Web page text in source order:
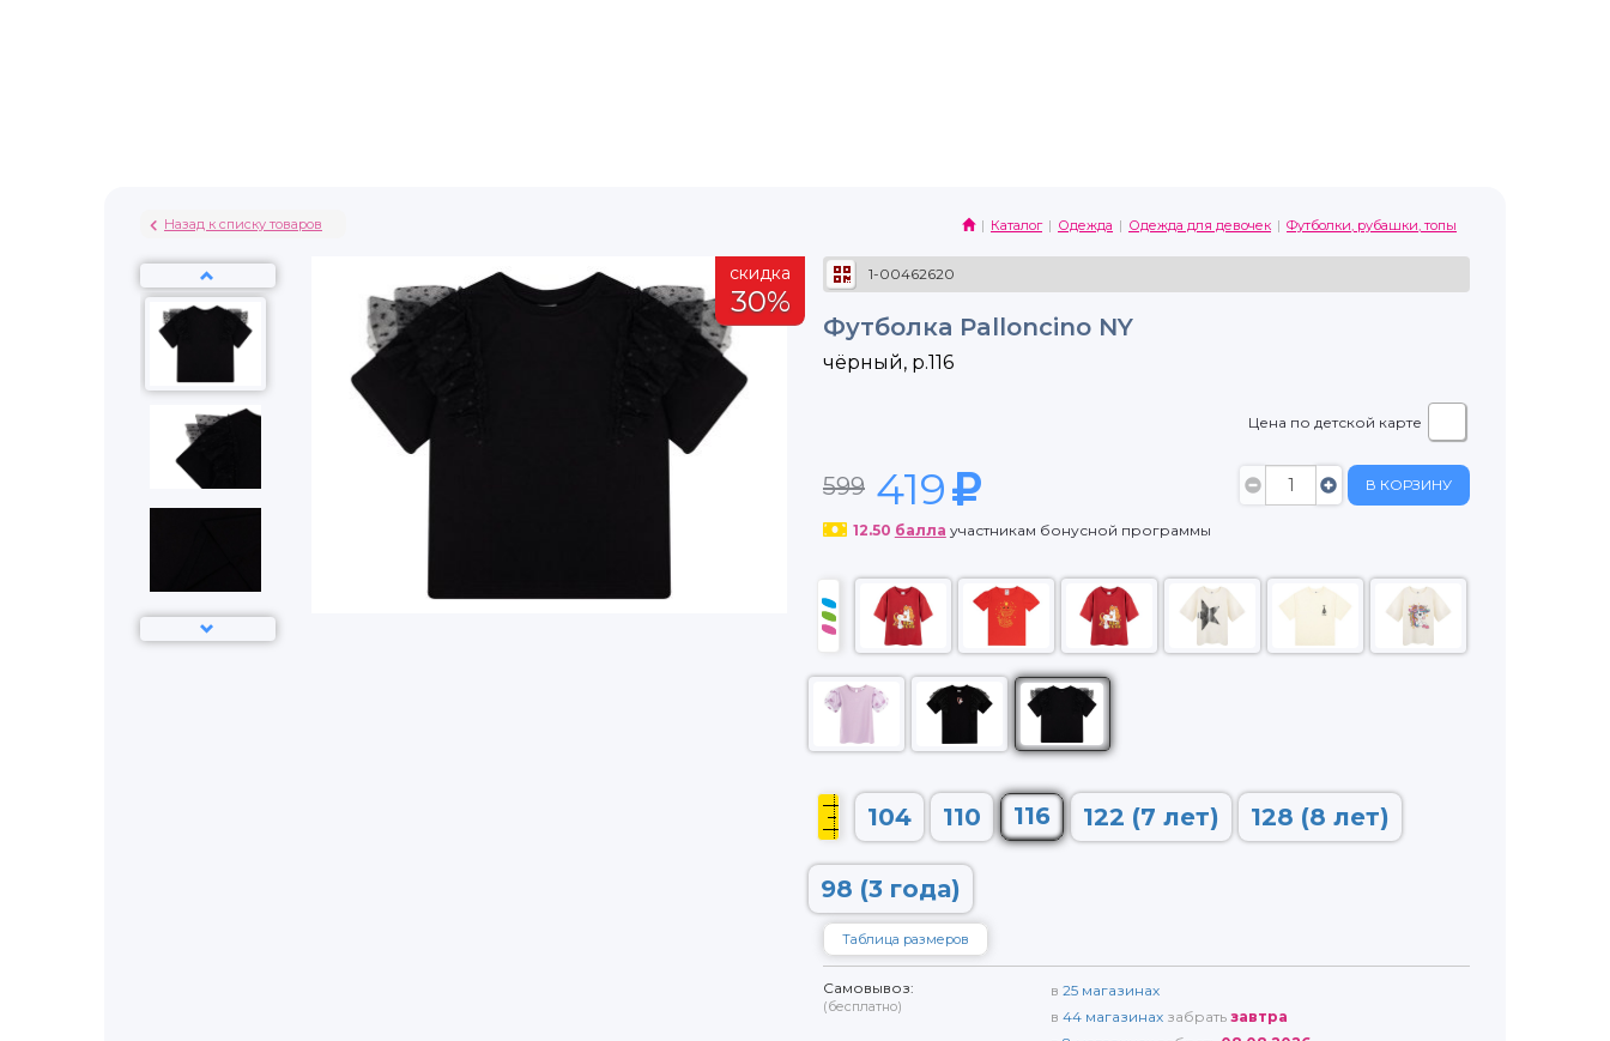
Назад к списку товаров Каталог Одежда Одежда для девочек Футболки, рубашки, топы
скидка
30%
1-00462620
Футболка Palloncino NY
чёрный, р.116
Цена по детской карте
599 419 В КОРЗИНУ
12.50 балла участникам бонусной программы
104 110 116 122 (7 лет) 128 (8 лет)
98 (3 года)
Таблица размеров
Самовывоз:
(бесплатно)
в 25 магазинах
в 44 магазинах забрать завтра